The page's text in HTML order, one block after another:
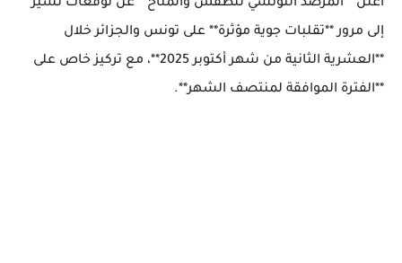
أعلن **المرصد التونسي للطقس والمناخ** عن توقعات تشير
إلى مرور **تقلبات جوية مؤثرة** على تونس والجزائر خلال
**العشرية الثانية من شهر أكتوبر 2025**، مع تركيز خاص على
**الفترة الموافقة لمنتصف الشهر**.